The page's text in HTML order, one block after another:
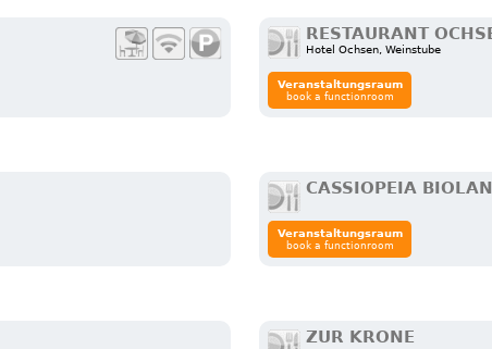
RESTAURANT
Hotel Ochsen, Weinstube
Veranstaltungsraum
book a functionroom
CASSIOPEIA
Veranstaltungsraum
book a functionroom
ZUR KRONE